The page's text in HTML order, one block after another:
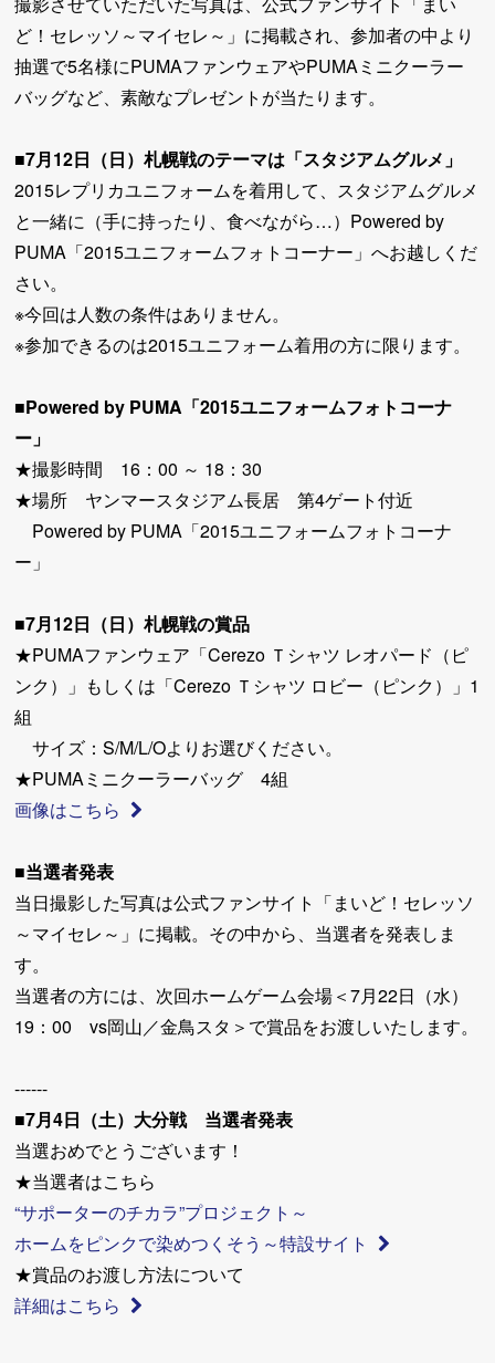
ど！セレッソ～マイセレ～」に掲載され、参加者の中より
抽選で5名様にPUMAファンウェアやPUMAミニクーラー
バッグなど、素敵なプレゼントが当たります。
■7月12日（日）札幌戦のテーマは「スタジアムグルメ」
2015レプリカユニフォームを着用して、スタジアムグルメ
と一緒に（手に持ったり、食べながら…）Powered by
PUMA「2015ユニフォームフォトコーナー」へお越しくだ
さい。
※今回は人数の条件はありません。
※参加できるのは2015ユニフォーム着用の方に限ります。
■Powered by PUMA「2015ユニフォームフォトコーナ
ー」
★撮影時間 16：00 ～ 18：30
★場所 ヤンマースタジアム長居 第4ゲート付近
Powered by PUMA「2015ユニフォームフォトコーナ
ー」
■7月12日（日）札幌戦の賞品
★PUMAファンウェア「Cerezo Ｔシャツ レオパード（ピ
ンク）」もしくは「Cerezo Ｔシャツ ロビー（ピンク）」1
組
サイズ：S/M/L/Oよりお選びください。
★PUMAミニクーラーバッグ 4組
画像はこちら
■当選者発表
当日撮影した写真は公式ファンサイト「まいど！セレッソ
～マイセレ～」に掲載。その中から、当選者を発表しま
す。
当選者の方には、次回ホームゲーム会場＜7月22日（水）
19：00 vs岡山／金鳥スタ＞で賞品をお渡しいたします。
------
■7月4日（土）大分戦 当選者発表
当選おめでとうございます！
★当選者はこちら
“サポーターのチカラ”プロジェクト～
ホームをピンクで染めつくそう～特設サイト
★賞品のお渡し方法について
詳細はこちら